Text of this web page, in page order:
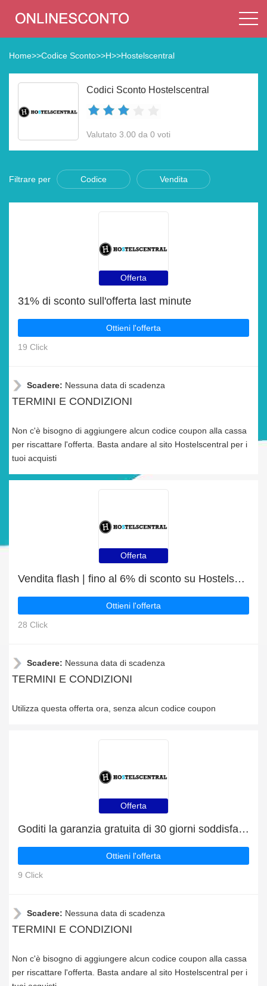
Home>>Codice Sconto>>H>>Hostelscentral
Codici Sconto Hostelscentral
Valutato 3.00 da 0 voti
Filtrare per Codice Vendita
Offerta
31% di sconto sull'offerta last minute
Ottieni l'offerta
19 Click
Scadere: Nessuna data di scadenza
TERMINI E CONDIZIONI
Non c'è bisogno di aggiungere alcun codice coupon alla cassa
per riscattare l'offerta. Basta andare al sito Hostelscentral per i
tuoi acquisti
Offerta
Vendita flash | fino al 6% di sconto su Hostelscentral
Ottieni l'offerta
28 Click
Scadere: Nessuna data di scadenza
TERMINI E CONDIZIONI
Utilizza questa offerta ora, senza alcun codice coupon
Offerta
Goditi la garanzia gratuita di 30 giorni soddisfatti o rimborsati
Ottieni l'offerta
9 Click
Scadere: Nessuna data di scadenza
TERMINI E CONDIZIONI
Non c'è bisogno di aggiungere alcun codice coupon alla cassa
per riscattare l'offerta. Basta andare al sito Hostelscentral per i